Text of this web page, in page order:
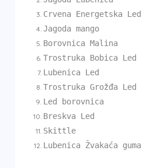
Crvena Energetska Led
Jagoda mango
Borovnica Malina
Trostruka Bobica Led
Lubenica Led
Trostruka Grožđa Led
Led borovnica
Breskva Led
Skittle
Lubenica Žvakaća guma